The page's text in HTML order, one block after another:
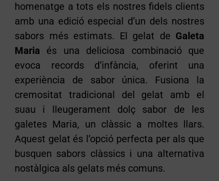
homenatge a tots els nostres fidels clients
amb una edició especial d’un dels nostres
sabors més estimats. El gelat de Galeta
Maria és una deliciosa combinació que
evoca records d’infància, oferint una
experiència de sabor única. Fusiona la
cremositat tradicional del gelat amb el
suau i lleugerament dolç sabor de les
galetes Maria, un clàssic a moltes llars.
Aquest gelat és l’opció perfecta per als que
busquen sabors clàssics i una alternativa
nostàlgica als gelats més comuns.